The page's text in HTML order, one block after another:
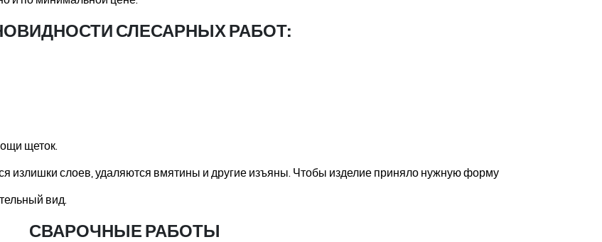
СЛЕСАРНЫХ РАБОТ:
щеток.
излишки слоев, удаляются вмятины и другие изъяны. Чтобы изделие приняло нужную форму
вид.
СВАРОЧНЫЕ РАБОТЫ